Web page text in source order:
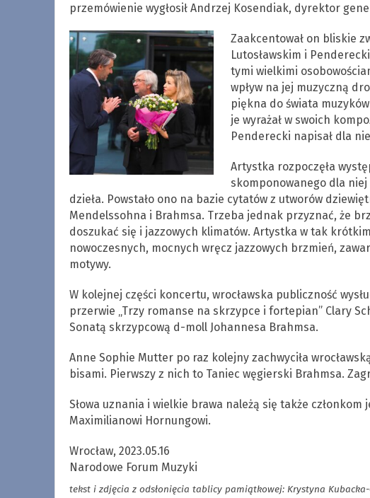
przemówienie wygłosił Andrzej Kosendiak, dyrektor
Zaakcentował on bliskie
Lutosławskim i
tymi wielkimi
wpływ na jej muzyczną
piękna do świata
je wyrażał w swoich
Penderecki napisał dla
Artystka rozpoczęła
skomponowanego dla
dzieła. Powstało ono na bazie cytatów z utworów
Mendelssohna i Brahmsa. Trzeba jednak przyznać, że
doszukać się i jazzowych klimatów. Artystka w tak
nowoczesnych, mocnych wręcz jazzowych brzmień,
motywy.
W kolejnej części koncertu, wrocławska publiczność
przerwie „Trzy romanse na skrzypce i fortepian” Clary
Sonatą skrzypcową d-moll Johannesa Brahmsa.
Anne Sophie Mutter po raz kolejny zachwyciła
bisami. Pierwszy z nich to Taniec węgierski Brahmsa.
Słowa uznania i wielkie brawa należą się także
Maximilianowi Hornungowi.
Wrocław, 2023.05.16
Narodowe Forum Muzyki
tekst i zdjęcia z odsłonięcia tablicy pamiątkowej: Krystyna